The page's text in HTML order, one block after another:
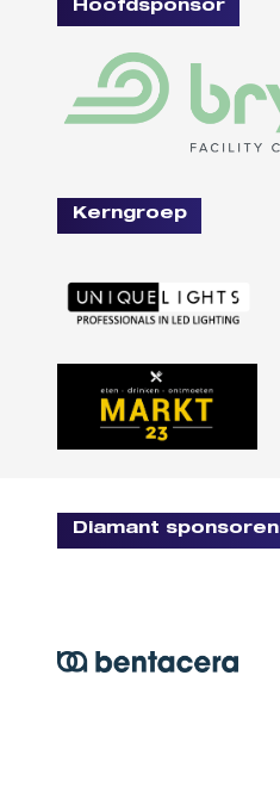
Hoofdsponsor
Kerngroep
Diamant sponsoren